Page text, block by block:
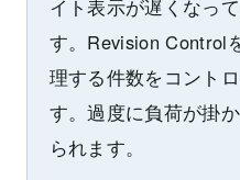
イト表示が遅くなっ
す。Revision Control
理する件数をコント
す。過度に負荷が掛
られます。